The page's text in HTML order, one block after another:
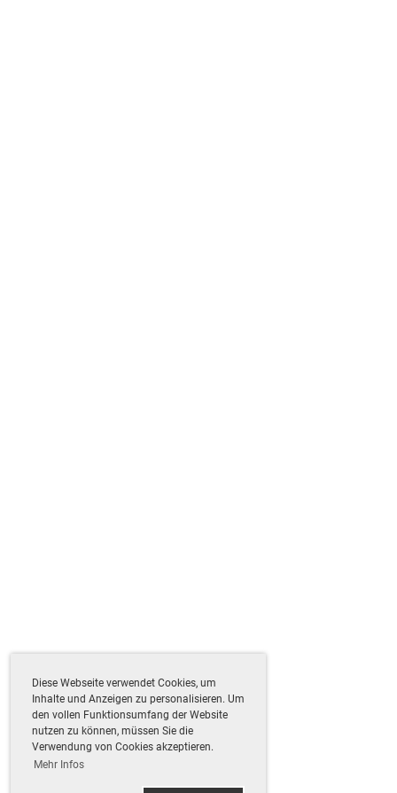
Diese Webseite verwendet Cookies, um
Inhalte und Anzeigen zu personalisieren. Um
den vollen Funktionsumfang der Website
nutzen zu können, müssen Sie die
Verwendung von Cookies akzeptieren.
Mehr Infos